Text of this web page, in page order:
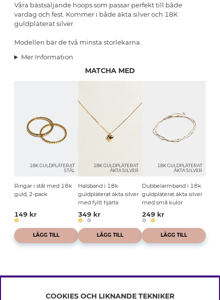
Våra bästsäljande hoops som passar perfekt till både
vardag och fest. Kommer i både äkta silver och 18K
guldpläterat silver.
Modellen bär de två minsta storlekarna.
Mer Information
MATCHA MED
18K GULDPLÄTERAT
STÅL
Ringar i stål med 18k
guld, 2-pack
149 kr
LÄGG TILL
18K GULDPLÄTERAT
ÄKTA SILVER
Halsband i 18k
guldpläterat äkta silver
med fyllt hjärta
349 kr
LÄGG TILL
18K GULDPLÄTERAT
ÄKTA SILVER
Dubbelarmband i 18k
guldpläterat äkta silver
med små kulor
249 kr
LÄGG TILL
COOKIES OCH LIKNANDE TEKNIKER